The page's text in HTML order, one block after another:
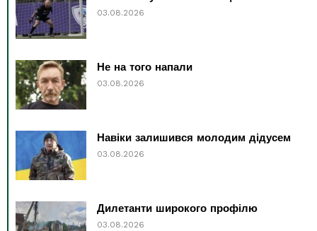
03.08.2026
Не на того напали
03.08.2026
Навіки залишився молодим дідусем
03.08.2026
Дилетанти широкого профілю
03.08.2026